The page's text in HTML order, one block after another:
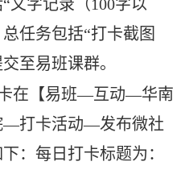
文字记录（100字以
任务包括“打卡截图
至易班课群。
在【易班—互动—华南
—打卡活动—发布微社
：每日打卡标题为：